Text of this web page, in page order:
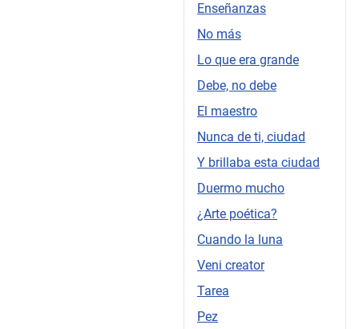
Enseñanzas
No más
Lo que era grande
Debe, no debe
El maestro
Nunca de ti, ciudad
Y brillaba esta ciudad
Duermo mucho
¿Arte poética?
Cuando la luna
Veni creator
Tarea
Pez